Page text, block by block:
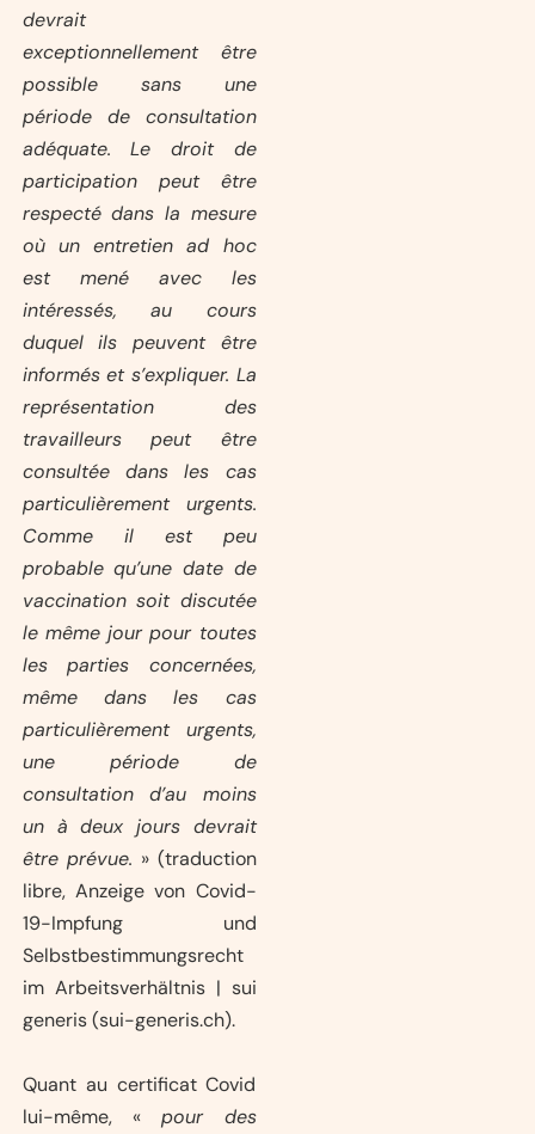
devrait
exceptionnellement être
possible sans une
période de consultation
adéquate. Le droit de
participation peut être
respecté dans la mesure
où un entretien ad hoc
est mené avec les
intéressés, au cours
duquel ils peuvent être
informés et s’expliquer. La
représentation des
travailleurs peut être
consultée dans les cas
particulièrement urgents.
Comme il est peu
probable qu’une date de
vaccination soit discutée
le même jour pour toutes
les parties concernées,
même dans les cas
particulièrement urgents,
une période de
consultation d’au moins
un à deux jours devrait
être prévue. » (traduction
libre, Anzeige von Covid-
19-Impfung und
Selbstbestimmungsrecht
im Arbeitsverhältnis | sui
generis (sui-generis.ch).
Quant au certificat Covid
lui-même, « pour des